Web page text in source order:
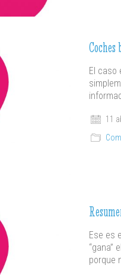
El caso
11
Ese es
“gana”
porque